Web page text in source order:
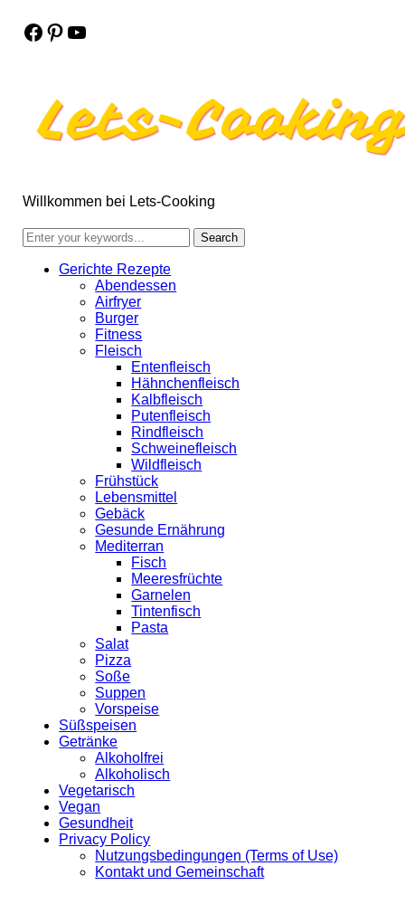
Facebook
Pinterest
YouTube
Willkommen bei Lets-Cooking
Gerichte Rezepte
Abendessen
Airfryer
Burger
Fitness
Fleisch
Entenfleisch
Hähnchenfleisch
Kalbfleisch
Putenfleisch
Rindfleisch
Schweinefleisch
Wildfleisch
Frühstück
Lebensmittel
Gebäck
Gesunde Ernährung
Mediterran
Fisch
Meeresfrüchte
Garnelen
Tintenfisch
Pasta
Salat
Pizza
Soße
Suppen
Vorspeise
Süßspeisen
Getränke
Alkoholfrei
Alkoholisch
Vegetarisch
Vegan
Gesundheit
Privacy Policy
Nutzungsbedingungen (Terms of Use)
Kontakt und Gemeinschaft